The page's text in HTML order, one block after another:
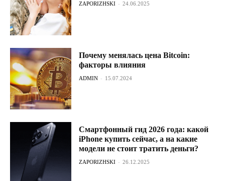
ZAPORIZHSKI - 24.06.2025
Почему менялась цена Bitcoin:
факторы влияния
ADMIN - 15.07.2024
Смартфонный гид 2026 года: какой
iPhone купить сейчас, а на какие
модели не стоит тратить деньги?
ZAPORIZHSKI - 26.12.2025